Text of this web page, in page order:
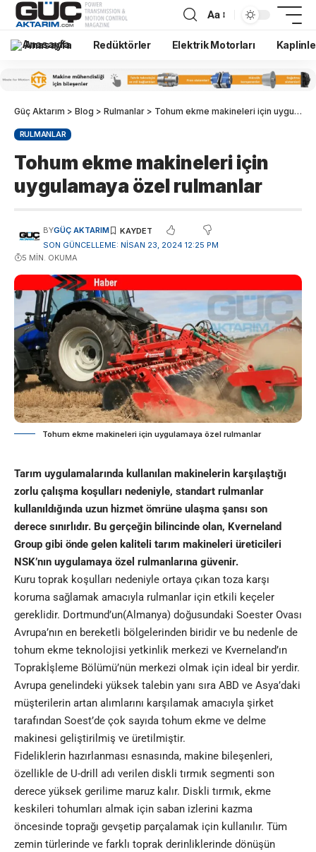
Aa
Anasayfa Redüktörler Elektrik Motorları
Güç Aktarım > Blog > Rulmanlar > Tohum ekme makineleri için uygulamaya özel rulmanlar
RULMANLAR
Tohum ekme makineleri için
uygulamaya özel rulmanlar
SON GÜNCELLEME: NISAN 23, 2024 12:25 PM
BYGÜÇ AKTARIM
5 MIN. OKUMA
Tohum ekme makineleri için uygulamaya özel rulmanlar
Tarım uygulamalarında kullanılan makinelerin karşılaştığı
zorlu çalışma koşulları nedeniyle, standart rulmanlar
kullanıldığında uzun hizmet ömrüne ulaşma şansı son
derece sınırlıdır. Bu gerçeğin bilincinde olan, Kverneland
Group gibi önde gelen kaliteli tarım makineleri üreticileri
NSK’nın uygulamaya özel rulmanlarına güvenir.
Kuru toprak koşulları nedeniyle ortaya çıkan toza karşı
koruma sağlamak amacıyla rulmanlar için etkili keçeler
gereklidir. Dortmund’un(Almanya) doğusundaki Soester Ovası
Avrupa’nın en bereketli bölgelerinden biridir ve bu nedenle de
tohum ekme teknolojisi yetkinlik merkezi ve Kverneland’ın
Toprakİşleme Bölümü’nün merkezi olmak için ideal bir yerdir.
Avrupa genelindeki yüksek talebin yanı sıra ABD ve Asya’daki
müşterilerin artan alımlarını karşılamak amacıyla şirket
tarafından Soest’de çok sayıda tohum ekme ve delme
makinesi geliştirilmiş ve üretilmiştir.
Fideliklerin hazırlanması esnasında, makine bileşenleri,
özellikle de U-drill adı verilen diskli tırmık segmenti son
derece yüksek gerilime maruz kalır. Diskli tırmık, ekme
keskileri tohumları almak için saban izlerini kazma
öncesinde toprağı gevşetip parçalamak için kullanılır. Tüm
zemin türlerinde ve farklı toprak derinliklerinde dönüşün